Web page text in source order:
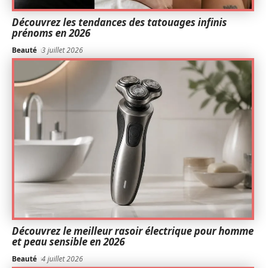
Découvrez les tendances des tatouages infinis
prénoms en 2026
Beauté 3 juillet 2026
Découvrez le meilleur rasoir électrique pour homme
et peau sensible en 2026
Beauté 4 juillet 2026